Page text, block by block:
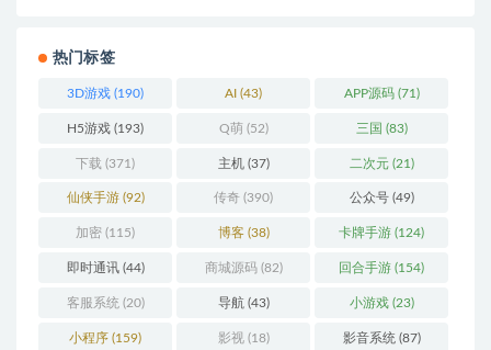
热门标签
3D游戏 (190) AI (43) APP源码(71)
H5游戏 (193) Q萌(52) 三国 (83)
下载 (371) 主机(37) 二次元(21)
仙侠手游(92) 传奇 (390) 公众号(49)
加密 (115) 博客(38) 卡牌手游 (124)
即时通讯(44) 商城源码(82) 回合手游 (154)
客服系统 (20) 导航(43) 小游戏(23)
小程序 (159) 影视(18) 影音系统 (87)